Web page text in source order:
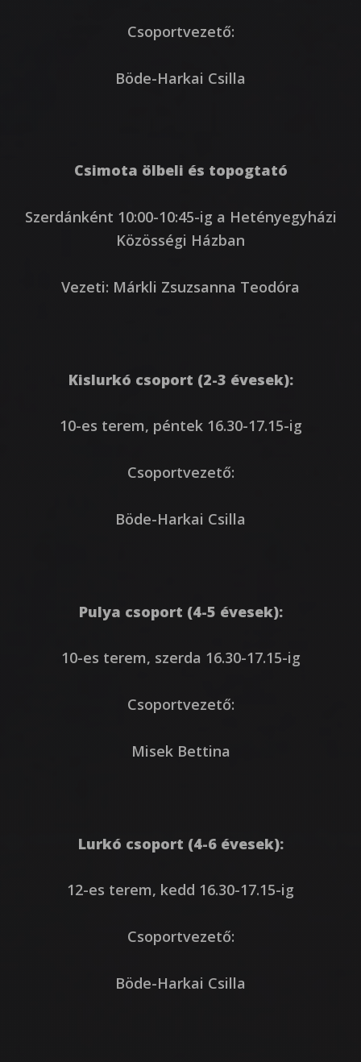
Csoportvezető:
Böde-Harkai Csilla
Csimota ölbeli és topogtató
Szerdánként 10:00-10:45-ig a Hetényegyházi
Közösségi Házban
Vezeti: Márkli Zsuzsanna Teodóra
Kislurkó csoport (2-3 évesek):
10-es terem, péntek 16.30-17.15-ig
Csoportvezető:
Böde-Harkai Csilla
Pulya csoport (4-5 évesek):
10-es terem, szerda 16.30-17.15-ig
Csoportvezető:
Misek Bettina
Lurkó csoport (4-6 évesek):
12-es terem, kedd 16.30-17.15-ig
Csoportvezető:
Böde-Harkai Csilla